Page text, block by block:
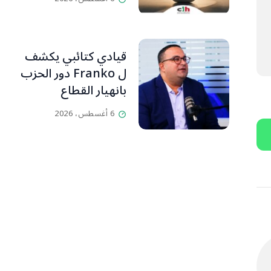
قيادي كتائبي يكشف
ل Franko دور الحزب
بانهيار القطاع
المصرفي
6 أغسطس، 2026